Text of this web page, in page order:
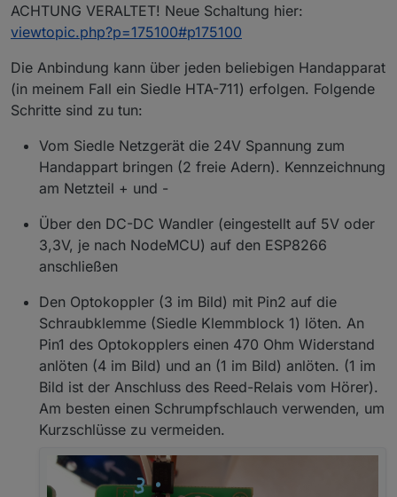
ACHTUNG VERALTET! Neue Schaltung hier:
viewtopic.php?p=175100#p175100
Die Anbindung kann über jeden beliebigen Handapparat
(in meinem Fall ein Siedle HTA-711) erfolgen. Folgende
Schritte sind zu tun:
Vom Siedle Netzgerät die 24V Spannung zum
Handappart bringen (2 freie Adern). Kennzeichnung
am Netzteil + und -
Über den DC-DC Wandler (eingestellt auf 5V oder
3,3V, je nach NodeMCU) auf den ESP8266
anschließen
Den Optokoppler (3 im Bild) mit Pin2 auf die
Schraubklemme (Siedle Klemmblock 1) löten. An
Pin1 des Optokopplers einen 470 Ohm Widerstand
anlöten (4 im Bild) und an (1 im Bild) anlöten. (1 im
Bild ist der Anschluss des Reed-Relais vom Hörer).
Am besten einen Schrumpfschlauch verwenden, um
Kurzschlüsse zu vermeiden.